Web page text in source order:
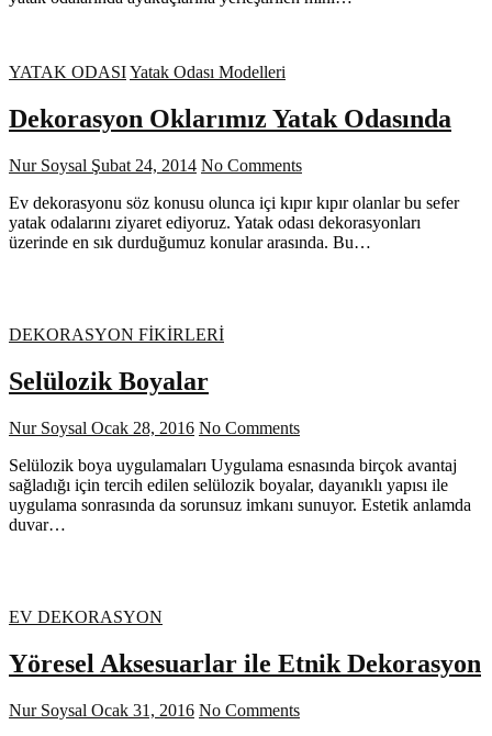
YATAK ODASIYatak Odası Modelleri
Dekorasyon Oklarımız Yatak Odasında
Nur Soysal Şubat 24, 2014 No Comments
Ev dekorasyonu söz konusu olunca içi kıpır kıpır olanlar bu sefer
yatak odalarını ziyaret ediyoruz. Yatak odası dekorasyonları
üzerinde en sık durduğumuz konular arasında. Bu…
DEKORASYON FİKİRLERİ
Selülozik Boyalar
Nur Soysal Ocak 28, 2016 No Comments
Selülozik boya uygulamaları Uygulama esnasında birçok avantaj
sağladığı için tercih edilen selülozik boyalar, dayanıklı yapısı ile
uygulama sonrasında da sorunsuz imkanı sunuyor. Estetik anlamda
duvar…
EV DEKORASYON
Yöresel Aksesuarlar ile Etnik Dekorasyon
Nur Soysal Ocak 31, 2016 No Comments